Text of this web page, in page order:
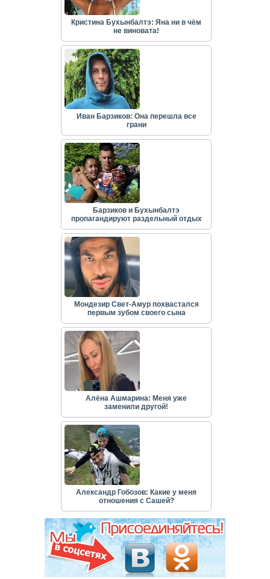
Кристина Бухынбалтэ: Яна ни в чём
не виновата!
Иван Барзиков: Она перешла все
грани
Барзиков и Бухынбалтэ
пропагандируют раздельный отдых
Мондезир Свет-Амур похвастался
первым зубом своего сына
Алёна Ашмарина: Меня уже
заменили другой!
Александр Гобозов: Какие у меня
отношения с Сашей?